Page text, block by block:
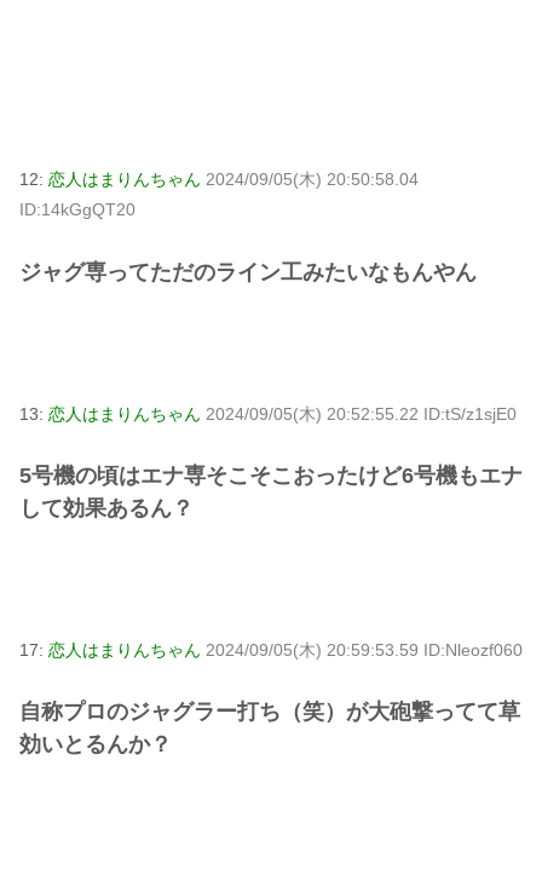
12: 恋人はまりんちゃん 2024/09/05(木) 20:50:58.04
ID:14kGgQT20
ジャグ専ってただのライン工みたいなもんやん
13: 恋人はまりんちゃん 2024/09/05(木) 20:52:55.22 ID:tS/z1sjE0
5号機の頃はエナ専そこそこおったけど6号機もエナ
して効果あるん？
17: 恋人はまりんちゃん 2024/09/05(木) 20:59:53.59 ID:Nleozf060
自称プロのジャグラー打ち（笑）が大砲撃ってて草
効いとるんか？